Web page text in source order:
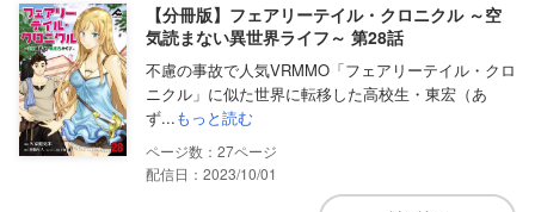
【分冊版】フェアリーテイル・クロニクル ～空
気読まない異世界ライフ～ 第28話
不慮の事故で人気VRMMO「フェアリーテイル・クロ
ニクル」に似た世界に転移した高校生・東宏（あ
ず...もっと読む
27
配信日：2023/10/01